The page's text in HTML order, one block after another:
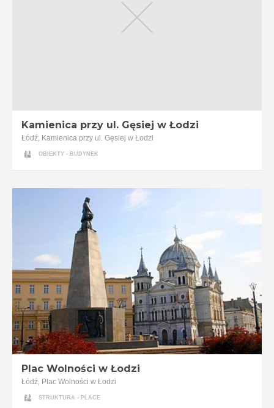
Kamienica przy ul. Gęsiej w Łodzi
Łódź, Kamienica przy ul. Gęsiej w Łodzi
OBIEKTY - BUDYNEK
Plac Wolności w Łodzi
Łódź, Plac Wolności w Łodzi
STRUKTURA - PLACE